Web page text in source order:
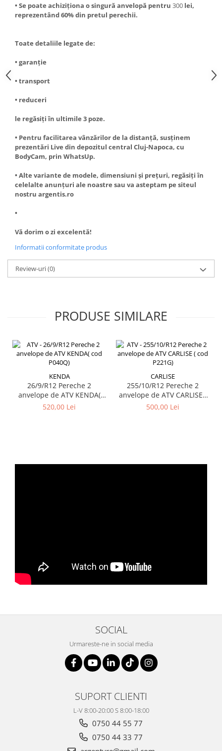
• Se poate achiziționa o singură anvelopă pentru 300 lei,
reprezentând 60% din pretul perechii.
Toate detaliile legate de:
• garanție
• transport
• reduceri
le regăsiți în ultimile 3 poze.
• Pentru facilitarea vânzărilor de la distanță, susținem
prezentări Live din depozitul central Cluj-Napoca, cu
BodyCam, prin WhatsUp.
• Alte variante de modele, dimensiuni și prețuri, regăsiți în
celelalte anunțuri ale noastre sau va asteptam pe siteul
nostru argentis.ro
•
Vă dorim o zi excelentă!
Informatii conformitate produs
Review-uri(0)
PRODUSE SIMILARE
KENDA
26/9/R12 Pereche 2
anvelope de ATV KENDA(
cod P040Q)
520,00 Lei
CARLISE
255/10/R12 Pereche 2
anvelope de ATV CARLISE (
cod P221G)
500,00 Lei
SOCIAL
Urmareste-ne in social media
SUPORT CLIENTI
L-V 8:00-20:00 S 8:00-18:00
0750 44 55 77
0750 44 33 77